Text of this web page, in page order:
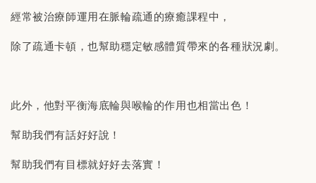
經常被治療師運用在脈輪疏通的療癒課程中，
除了疏通卡頓，也幫助穩定敏感體質帶來的各種狀況劇。
此外，他對平衡海底輪與喉輪的作用也相當出色！
幫助我們有話好好說！
幫助我們有目標就好好去落實！